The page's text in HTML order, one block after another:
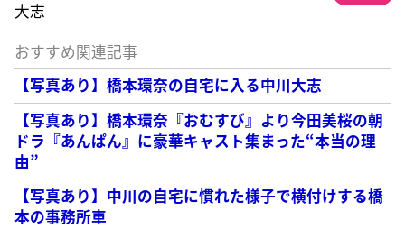
大志
おすすめ関連記事
【写真あり】橋本環奈の自宅に入る中川大志
【写真あり】橋本環奈『おむすび』より今田美桜の朝
ドラ『あんぱん』に豪華キャスト集まった“本当の理
由”
【写真あり】中川の自宅に慣れた様子で横付けする橋
本の事務所車